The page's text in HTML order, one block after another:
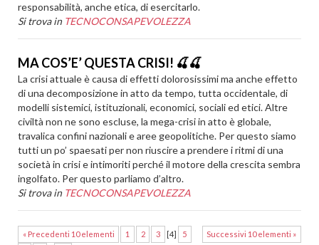
responsabilità, anche etica, di esercitarlo.
Si trova in TECNOCONSAPEVOLEZZA
MA COS’E’ QUESTA CRISI! 🍒🍒
La crisi attuale è causa di effetti dolorosissimi ma anche effetto
di una decomposizione in atto da tempo, tutta occidentale, di
modelli sistemici, istituzionali, economici, sociali ed etici. Altre
civiltà non ne sono escluse, la mega-crisi in atto è globale,
travalica confini nazionali e aree geopolitiche. Per questo siamo
tutti un po’ spaesati per non riuscire a prendere i ritmi di una
società in crisi e intimoriti perché il motore della crescita sembra
ingolfato. Per questo parliamo d’altro.
Si trova in TECNOCONSAPEVOLEZZA
« Precedenti 10 elementi Successivi 10 elementi »
1 2 3 [4] 5